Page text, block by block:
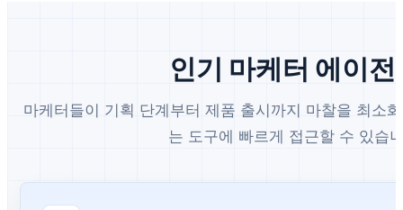
인기 마케터 에이전
마케터들이 기획 단계부터 제품 출시까지 마찰을 최소
는 도구에 빠르게 접근할 수 있습